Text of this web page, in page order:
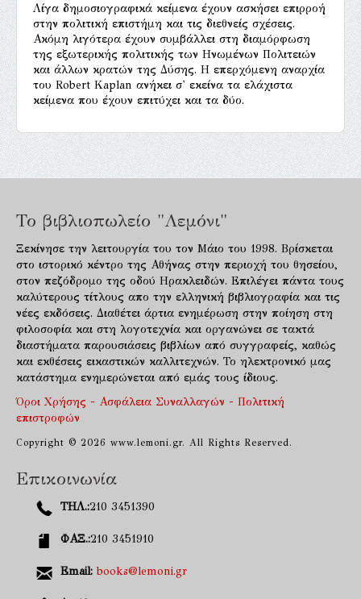
Λίγα δημοσιογραφικά κείμενα έχουν ασκήσει επιρροή
στην πολιτική επιστήμη και τις διεθνείς σχέσεις.
Ακόμη λιγότερα έχουν συμβάλλει στη διαμόρφωση
της εξωτερικής πολιτικής των Ηνωμένων Πολιτειών
και άλλων κρατών της Δύσης. Η επερχόμενη αναρχία
του Robert Kaplan ανήκει σ' εκείνα τα ελάχιστα
κείμενα που έχουν επιτύχει και τα δύο.
Το βιβλιοπωλείο "Λεμόνι"
Ξεκίνησε την λειτουργία του τον Μάιο του 1998. Βρίσκεται
στο ιστορικό κέντρο της Αθήνας στην περιοχή του θησείου,
στον πεζόδρομο της οδού Ηρακλειδών. Επιλέγει πάντα τους
καλύτερους τίτλους απο την ελληνική βιβλιογραφία και τις
νέες εκδόσεις. Διαθέτει άρτια ενημέρωση στην ποίηση στη
φιλοσοφία και στη λογοτεχνία και οργανώνει σε τακτά
διαστήματα παρουσιάσεις βιβλίων από συγγραφείς, καθώς
και εκθέσεις εικαστικών καλλιτεχνών. Το ηλεκτρονικό μας
κατάστημα ενημερώνεται από εμάς τους ίδιους.
Όροι Χρήσης - Ασφάλεια Συναλλαγών - Πολιτική
επιστροφών
Copyright © 2026 www.lemoni.gr. All Rights Reserved.
Επικοινωνία
ΤΗΛ.:210 3451390
ΦΑΞ.:210 3451910
Email: books@lemoni.gr